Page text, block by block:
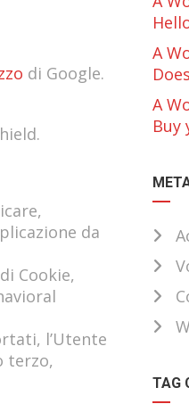
di Google.
da
Cookie,
l’Utente
terzo,
A
A
Buy
TAG